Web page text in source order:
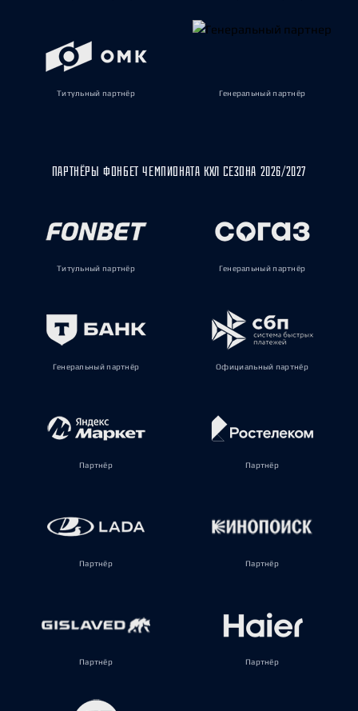
Титульный партнёр Генеральный партнёр
ПАРТНЁРЫ ФОНБЕТ ЧЕМПИОНАТА КХЛ СЕЗОНА 2026/2027
Титульный партнёр Генеральный партнёр
Генеральный партнёр Официальный партнёр
Партнёр Партнёр
Партнёр Партнёр
Партнёр Партнёр